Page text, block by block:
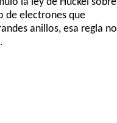
la ley de Hückel sobre
de electrones que
anillos, esa regla no